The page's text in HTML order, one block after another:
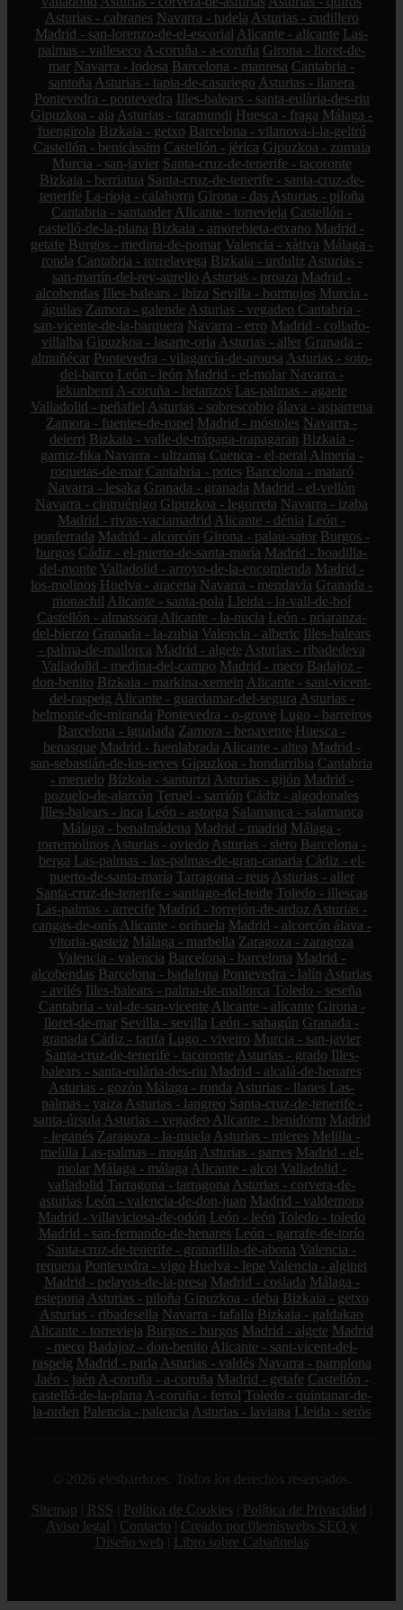
Asturias - cabranes Navarra - tudela Asturias - cudillero
Madrid - san-lorenzo-de-el-escorial Alicante - alicante Las-
palmas - valleseco A-coruña - a-coruña Girona - lloret-de-
mar Navarra - lodosa Barcelona - manresa Cantabria -
santoña Asturias - tapia-de-casariego Asturias - llanera
Pontevedra - pontevedra Illes-balears - santa-eulària-des-riu
Gipuzkoa - aia Asturias - taramundi Huesca - fraga Málaga -
fuengirola Bizkaia - getxo Barcelona - vilanova-i-la-geltrú
Castellón - benicàssim Castellón - jérica Gipuzkoa - zumaia
Murcia - san-javier Santa-cruz-de-tenerife - tacoronte
Bizkaia - berriatua Santa-cruz-de-tenerife - santa-cruz-de-
tenerife La-rioja - calahorra Girona - das Asturias - piloña
Cantabria - santander Alicante - torrevieja Castellón -
castelló-de-la-plana Bizkaia - amorebieta-etxano Madrid -
getafe Burgos - medina-de-pomar Valencia - xàtiva Málaga -
ronda Cantabria - torrelavega Bizkaia - urduliz Asturias -
san-martín-del-rey-aurelio Asturias - proaza Madrid -
alcobendas Illes-balears - ibiza Sevilla - bormujos Murcia -
águilas Zamora - galende Asturias - vegadeo Cantabria -
san-vicente-de-la-barquera Navarra - erro Madrid - collado-
villalba Gipuzkoa - lasarte-oria Asturias - aller Granada -
almuñécar Pontevedra - vilagarcía-de-arousa Asturias - soto-
del-barco León - león Madrid - el-molar Navarra -
lekunberri A-coruña - betanzos Las-palmas - agaete
Valladolid - peñafiel Asturias - sobrescobio álava - asparrena
Zamora - fuentes-de-ropel Madrid - móstoles Navarra -
deierri Bizkaia - valle-de-trápaga-trapagaran Bizkaia -
gamiz-fika Navarra - ultzama Cuenca - el-peral Almería -
roquetas-de-mar Cantabria - potes Barcelona - mataró
Navarra - lesaka Granada - granada Madrid - el-vellón
Navarra - cintruénigo Gipuzkoa - legorreta Navarra - izaba
Madrid - rivas-vaciamadrid Alicante - dénia León -
ponferrada Madrid - alcorcón Girona - palau-sator Burgos -
burgos Cádiz - el-puerto-de-santa-maría Madrid - boadilla-
del-monte Valladolid - arroyo-de-la-encomienda Madrid -
los-molinos Huelva - aracena Navarra - mendavia Granada -
monachil Alicante - santa-pola Lleida - la-vall-de-boí
Castellón - almassora Alicante - la-nucia León - priaranza-
del-bierzo Granada - la-zubia Valencia - alberic Illes-balears
- palma-de-mallorca Madrid - algete Asturias - ribadedeva
Valladolid - medina-del-campo Madrid - meco Badajoz -
don-benito Bizkaia - markina-xemein Alicante - sant-vicent-
del-raspeig Alicante - guardamar-del-segura Asturias -
belmonte-de-miranda Pontevedra - o-grove Lugo - barreiros
Barcelona - igualada Zamora - benavente Huesca -
benasque Madrid - fuenlabrada Alicante - altea Madrid -
san-sebastián-de-los-reyes Gipuzkoa - hondarribia Cantabria
- meruelo Bizkaia - santurtzi Asturias - gijón Madrid -
pozuelo-de-alarcón Teruel - sarrión Cádiz - algodonales
Illes-balears - inca León - astorga Salamanca - salamanca
Málaga - benalmádena Madrid - madrid Málaga -
torremolinos Asturias - oviedo Asturias - siero Barcelona -
berga Las-palmas - las-palmas-de-gran-canaria Cádiz - el-
puerto-de-santa-maría Tarragona - reus Asturias - aller
Santa-cruz-de-tenerife - santiago-del-teide Toledo - illescas
Las-palmas - arrecife Madrid - torrejón-de-ardoz Asturias -
cangas-de-onís Alicante - orihuela Madrid - alcorcón álava -
vitoria-gasteiz Málaga - marbella Zaragoza - zaragoza
Valencia - valencia Barcelona - barcelona Madrid -
alcobendas Barcelona - badalona Pontevedra - lalín Asturias
- avilés Illes-balears - palma-de-mallorca Toledo - seseña
Cantabria - val-de-san-vicente Alicante - alicante Girona -
lloret-de-mar Sevilla - sevilla León - sahagún Granada -
granada Cádiz - tarifa Lugo - viveiro Murcia - san-javier
Santa-cruz-de-tenerife - tacoronte Asturias - grado Illes-
balears - santa-eulària-des-riu Madrid - alcalá-de-henares
Asturias - gozón Málaga - ronda Asturias - llanes Las-
palmas - yaiza Asturias - langreo Santa-cruz-de-tenerife -
santa-úrsula Asturias - vegadeo Alicante - benidorm Madrid
- leganés Zaragoza - la-muela Asturias - mieres Melilla -
melilla Las-palmas - mogán Asturias - parres Madrid - el-
molar Málaga - málaga Alicante - alcoi Valladolid -
valladolid Tarragona - tarragona Asturias - corvera-de-
asturias León - valencia-de-don-juan Madrid - valdemoro
Madrid - villaviciosa-de-odón León - león Toledo - toledo
Madrid - san-fernando-de-henares León - garrafe-de-torío
Santa-cruz-de-tenerife - granadilla-de-abona Valencia -
requena Pontevedra - vigo Huelva - lepe Valencia - alginet
Madrid - pelayos-de-la-presa Madrid - coslada Málaga -
estepona Asturias - piloña Gipuzkoa - deba Bizkaia - getxo
Asturias - ribadesella Navarra - tafalla Bizkaia - galdakao
Alicante - torrevieja Burgos - burgos Madrid - algete Madrid
- meco Badajoz - don-benito Alicante - sant-vicent-del-
raspeig Madrid - parla Asturias - valdés Navarra - pamplona
Jaén - jaén A-coruña - a-coruña Madrid - getafe Castellón -
castelló-de-la-plana A-coruña - ferrol Toledo - quintanar-de-
la-orden Palencia - palencia Asturias - laviana Lleida - seròs
© 2026 elesbardu.es. Todos los derechos reservados.
Sitemap
RSS Política de Cookies Política de Privacidad
Aviso legal
Contacto
Creado por 0lemiswebs SEO y
Diseño web
Libro sobre Cabañuelas